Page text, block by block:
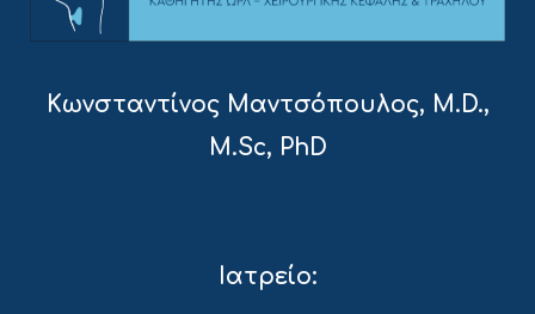
Κωνσταντίνος Μαντσόπουλος, M.D.,
M.Sc, PhD
Ιατρείο: